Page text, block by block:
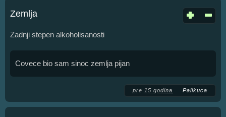
Zemlja
Zadnji stepen alkoholisanosti
Covece bio sam sinoc zemlja pijan
pre 15 godina Palikuca